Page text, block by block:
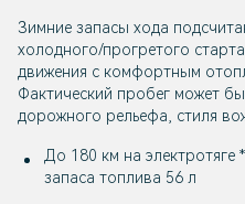
Зимние запасы хода
холодного/прогретого
движения с комфортным
Фактический пробег может
дорожного рельефа, стиля
До 180 км на электротяге
запаса топлива 56 л